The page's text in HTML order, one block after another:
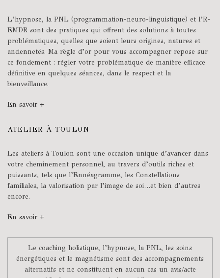
L’hypnose, la PNL (programmation-neuro-linguistique) et l’R-
EMDR sont des pratiques qui offrent des solutions à toutes
problématiques, quelles que soient leurs origines, natures et
anciennetés. Ma règle d’or pour vous accompagner repose sur
ce fondement : régler votre problématique de manière efficace
définitive en quelques séances, dans le respect et la
bienveillance.
En savoir +
ATELIER À TOULON
Les ateliers à Toulon sont une occasion unique d’avancer dans
votre cheminement personnel, au travers d’outils riches et
puissants, tels que l’Ennéagramme, les Constellations
familiales, la valorisation par l’image de soi…et bien d’autres
encore.
En savoir +
Le coaching holistique, l’hypnose, la PNL, les soins
énergétiques et le magnétisme sont des accompagnements
alternatifs et ne constituent en aucun cas un avis/acte